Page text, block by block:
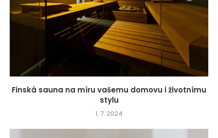
Finská sauna na míru vašemu domovu i životnímu
stylu
1. 7. 2024